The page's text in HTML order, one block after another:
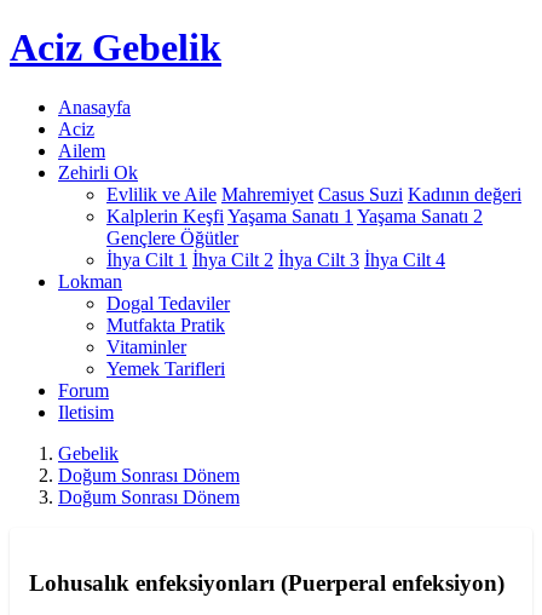
Aciz Gebelik
Anasayfa
Aciz
Ailem
Zehirli Ok
Evlilik ve Aile Mahremiyet Casus Suzi Kadının değeri
Kalplerin Keşfi Yaşama Sanatı 1 Yaşama Sanatı 2
Gençlere Öğütler
İhya Cilt 1 İhya Cilt 2 İhya Cilt 3 İhya Cilt 4
Lokman
Dogal Tedaviler
Mutfakta Pratik
Vitaminler
Yemek Tarifleri
Forum
Iletisim
Gebelik
Doğum Sonrası Dönem
Doğum Sonrası Dönem
Lohusalık enfeksiyonları (Puerperal enfeksiyon)